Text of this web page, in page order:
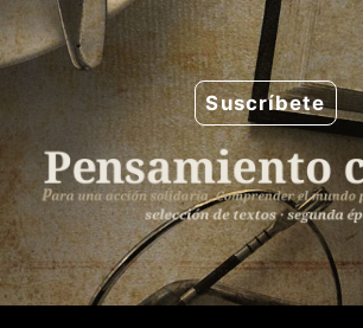
Saltar
al
contenido
Suscríbete